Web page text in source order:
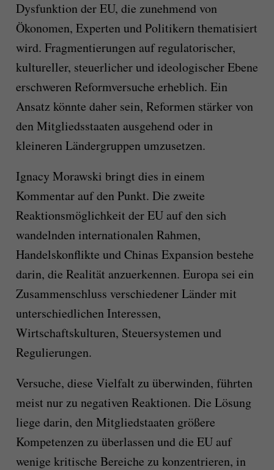
Dysfunktion der EU, die zunehmend von
Ökonomen, Experten und Politikern thematisiert
wird. Fragmentierungen auf regulatorischer,
kultureller, steuerlicher und ideologischer Ebene
erschweren Reformversuche erheblich. Ein
Ansatz könnte daher sein, Reformen stärker von
den Mitgliedsstaaten ausgehend oder in
kleineren Ländergruppen umzusetzen.
Ignacy Morawski bringt dies in einem
Kommentar auf den Punkt. Die zweite
Reaktionsmöglichkeit der EU auf den sich
wandelnden internationalen Rahmen,
Handelskonflikte und Chinas Expansion bestehe
darin, die Realität anzuerkennen. Europa sei ein
Zusammenschluss verschiedener Länder mit
unterschiedlichen Interessen,
Wirtschaftskulturen, Steuersystemen und
Regulierungen.
Versuche, diese Vielfalt zu überwinden, führten
meist nur zu negativen Reaktionen. Die Lösung
liege darin, den Mitgliedstaaten größere
Kompetenzen zu überlassen und die EU auf
wenige kritische Bereiche zu konzentrieren, in